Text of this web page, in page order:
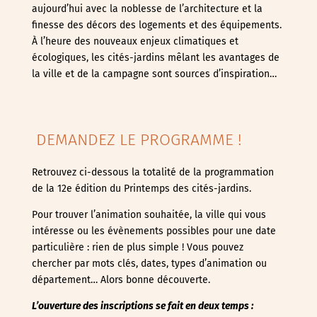
aujourd’hui avec la noblesse de l’architecture et la
finesse des décors des logements et des équipements.
À l’heure des nouveaux enjeux climatiques et
écologiques, les cités-jardins mêlant les avantages de
la ville et de la campagne sont sources d’inspiration…
DEMANDEZ LE PROGRAMME !
Retrouvez ci-dessous la totalité de la programmation
de la 12e édition du Printemps des cités-jardins.
Pour trouver l’animation souhaitée, la ville qui vous
intéresse ou les évènements possibles pour une date
particulière : rien de plus simple ! Vous pouvez
chercher par mots clés, dates, types d’animation ou
département… Alors bonne découverte.
L’ouverture des inscriptions se fait en deux temps :